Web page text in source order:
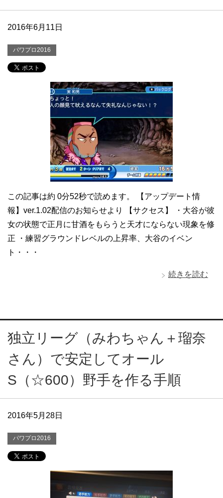
2016年6月11日
パワプロ2016
この記事は約 0分52秒で読めます。 【アップデート情
報】ver.1.02配信のお知らせより 【サクセス】 ・大谷が彼
女の状態で正月に甘酒をもらうと天才にならない現象を修
正 ・練習グラウンドレベルの上昇率、大谷のイベン
ト・・・
続きを読む
独立リーグ（みわちゃん＋瑠奈
さん）で安定してオール
S（☆600）野手を作る手順
2016年5月28日
パワプロ2016